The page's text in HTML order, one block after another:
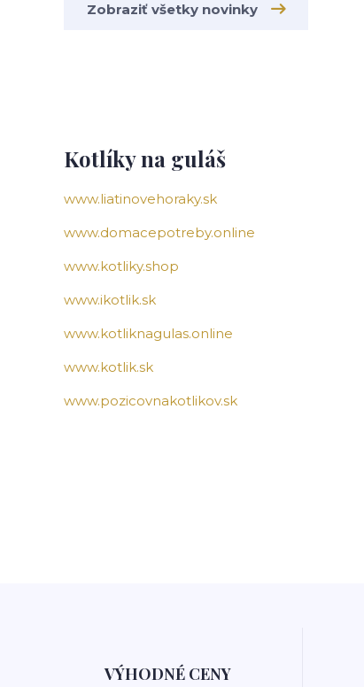
Zobraziť všetky novinky
Kotlíky na guláš
www.liatinovehoraky.sk
www.domacepotreby.online
www.kotliky.shop
www.ikotlik.sk
www.kotliknagulas.online
www.kotlik.sk
www.pozicovnakotlikov.sk
VÝHODNÉ CENY